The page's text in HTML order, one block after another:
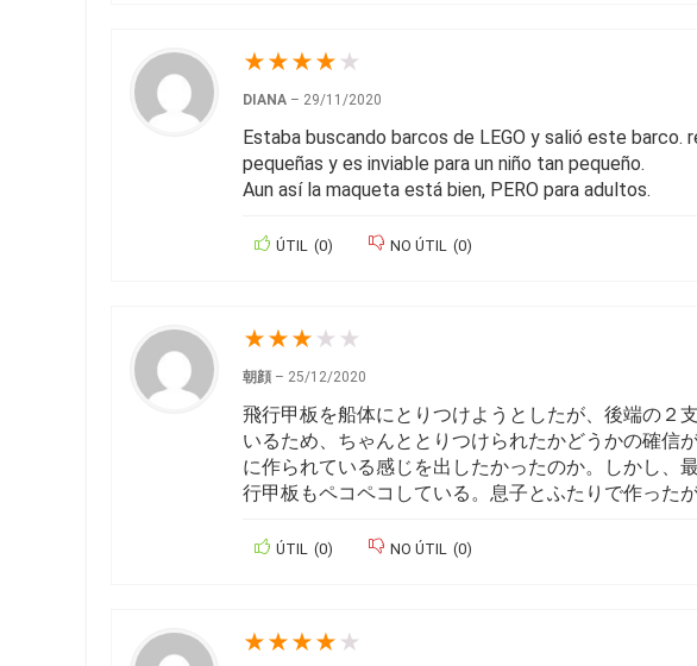
★★★★ ★
DIANA – 29/11/2020
Estaba buscando barcos de LEGO y salió este
pequeñas y es inviable para un niño tan pequeño.
Aun así la maqueta está bien, PERO para adultos.
ÚTIL (0) NO ÚTIL (0)
★★★ ★ ★
朝顔 – 25/12/2020
飛行甲板を船体にとりつけようとしたが、後端の２
いるため、ちゃんととりつけられたかどうかの確信
に作られている感じを出したかったのか。しかし、
行甲板もペコペコしている。息子とふたりで作った
ÚTIL (0) NO ÚTIL (0)
★★★★ ★